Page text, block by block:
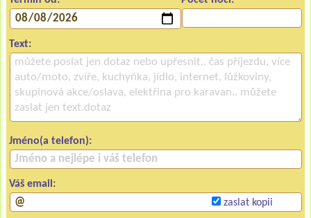
Text:
Jméno(a telefon):
Váš email:
zaslat kopii